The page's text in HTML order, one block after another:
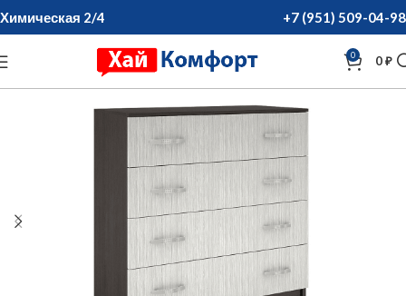
Химическая 2/4 +7 (951) 509-04-98
0 0₽